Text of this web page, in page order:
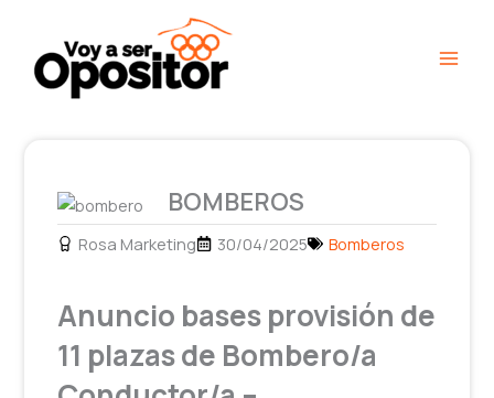
contenido
BOMBEROS
Rosa Marketing 30/04/2025 Bomberos
Anuncio bases provisión de
11 plazas de Bombero/a